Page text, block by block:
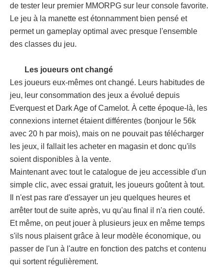
de tester leur premier MMORPG sur leur console favorite.
Le jeu à la manette est étonnamment bien pensé et
permet un gameplay optimal avec presque l'ensemble
des classes du jeu.
Les joueurs ont changé
Les joueurs eux-mêmes ont changé. Leurs habitudes de
jeu, leur consommation des jeux a évolué depuis
Everquest et Dark Age of Camelot. À cette époque-là, les
connexions internet étaient différentes (bonjour le 56k
avec 20 h par mois), mais on ne pouvait pas télécharger
les jeux, il fallait les acheter en magasin et donc qu'ils
soient disponibles à la vente.
Maintenant avec tout le catalogue de jeu accessible d'un
simple clic, avec essai gratuit, les joueurs goûtent à tout.
Il n'est pas rare d'essayer un jeu quelques heures et
arrêter tout de suite après, vu qu'au final il n'a rien couté.
Et même, on peut jouer à plusieurs jeux en même temps
s'ils nous plaisent grâce à leur modèle économique, ou
passer de l'un à l'autre en fonction des patchs et contenu
qui sortent régulièrement.